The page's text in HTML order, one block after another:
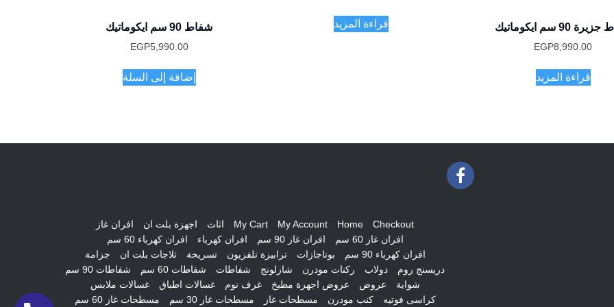
90 سم ايكوماتيك
EGP8,990.00
قراءة المزيد
هو:
EGP2,950.00.
قراءة المزيد شفاط 90 سم ايكوماتيك
EGP5,990.00
إضافة إلى السلة
Checkout
Home
My Account
My Cart اثاث اجهزة بلت ان
افران غاز
افران غاز 60 سم
افران غاز 90 سم افران كهرباء
افران كهرباء 60 سم
افران كهرباء 90 سم
بوتاجازات ترابيزة تلفزيون تسريحة ثلاجات بلت ان
جزامة
دريسنج روم
دولاب ركنات مودرن شازلونج شفاطات شفاطات 60 سم
شفاطات 90 سم
شواية
عروض عروض اجهزة مطبخ غرف نوم غسالات اطباق
غسالات ملابس
كراسى فوتيه
كنب مودرن مسطحات غاز مسطحات غاز 30 سم مسطحات غاز 60 سم